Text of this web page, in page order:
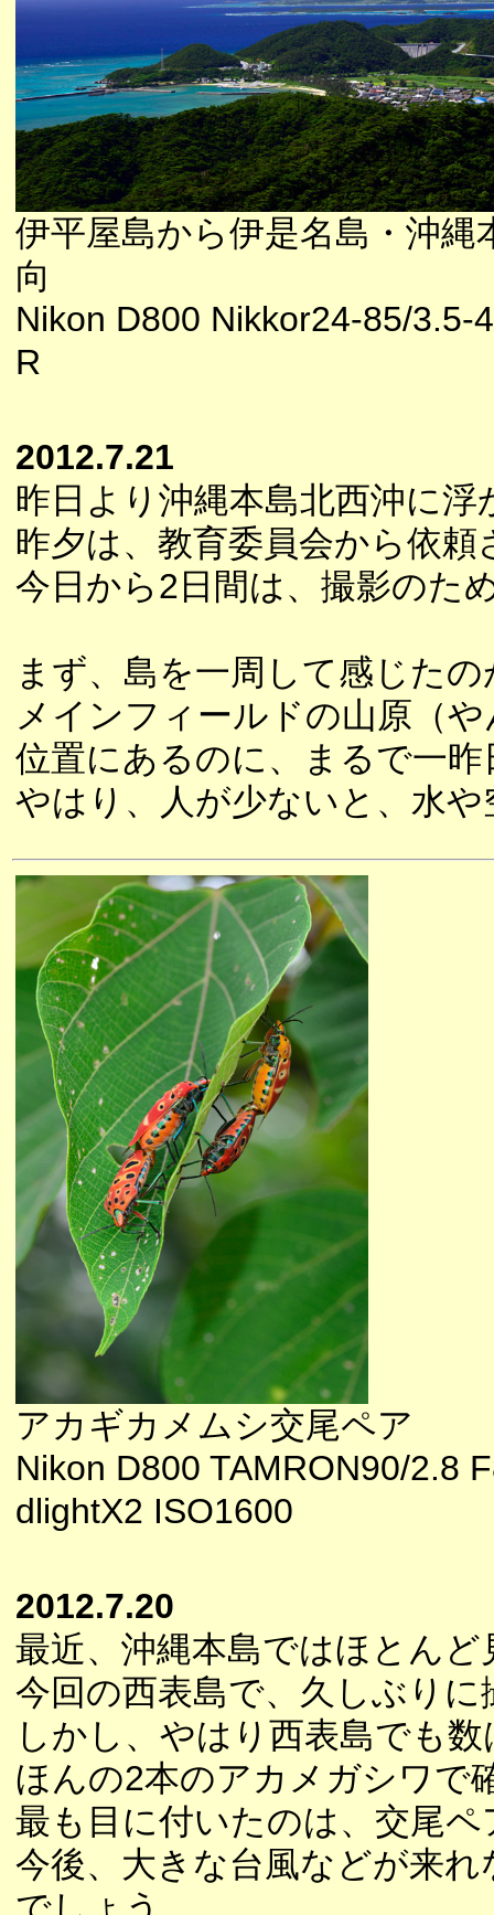
伊平屋島から伊是名島・沖縄
向
Nikon D800 Nikkor24-85/3.5-
R
2012.7.21
昨日より沖縄本島北西沖に
昨夕は、教育委員会から依
今日から2日間は、撮影のた
まず、島を一周して感じた
メインフィールドの山原（
位置にあるのに、まるで一
やはり、人が少ないと、水
アカギカメムシ交尾ペア
Nikon D800 TAMRON90/2.8
dlightX2 ISO1600
2012.7.20
最近、沖縄本島ではほとん
今回の西表島で、久しぶり
しかし、やはり西表島でも
ほんの2本のアカメガシワで
最も目に付いたのは、交尾
今後、大きな台風などが来